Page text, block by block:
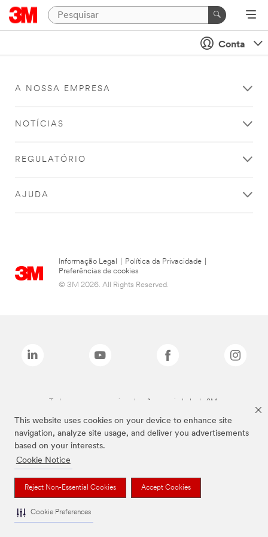
This website uses cookies on your device to enhance site
navigation, analyze site usage, and deliver you advertisements
based on your interests.
Cookie Notice
Reject Non-Essential Cookies Accept Cookies
Cookie Preferences
Conta
A NOSSA EMPRESA
NOTÍCIAS
REGULATÓRIO
AJUDA
Informação Legal Política da Privacidade
Preferências de cookies
© 3M 2026. All Rights Reserved.
Todas as marcas mencionadas são propriedade da 3M.